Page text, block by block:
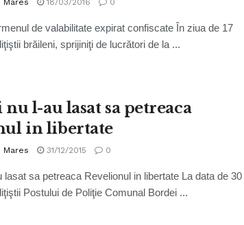
Mares 18/03/2016 0
de valabilitate expirat confiscate În ziua de 17
brăileni, sprijiniţi de lucrători de la ...
l-au lasat sa petreaca
in libertate
Mares 31/12/2015 0
lasat sa petreaca Revelionul in libertate La data de 30
Postului de Poliţie Comunal Bordei ...